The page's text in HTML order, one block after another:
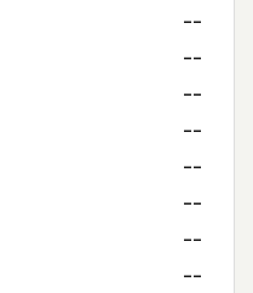
--
--
--
--
--
--
--
--